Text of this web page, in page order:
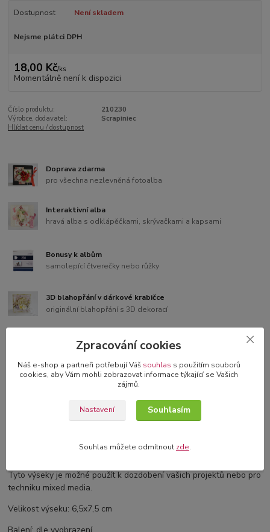
Dostupnost Není skladem
Nejsme plátci DPH
18,00 Kč/ks
Momentálně není k dispozici
Číslo produktu:
210230
Výrobce, dodavatel:
Scrapiniec
Hlídat cenu / dostupnost
Doprava zdarma
pro všechna nezlevněná fotoalba
Interaktivní alba
hravá alba s odklápěčkami, skrývačkami a kapsami
Bonusy k albům
samolepící čtverečky nebo růžky
3D blahopřání v dárkové krabičce
originální blahopřání s 3D dekorací
Kompletní specifikace
Tyto výseky je možné použít k dozdobení vašich projektů nebo pro
techniku mixed media.
Velikost výseku: 6,5x7,5 cm
Zpracování cookies
Náš e-shop a partneři potřebují Váš souhlas s použitím souborů
cookies, aby Vám mohli zobrazovat informace týkající se Vašich
zájmů.
Nastavení Souhlasím
Souhlas můžete odmítnout zde.